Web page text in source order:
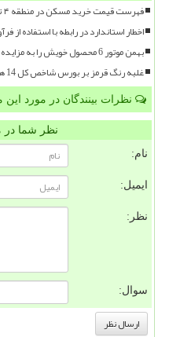
فهرست قیمت خرید مسکن در منطقه ۴ تهران
اخطار استاندارد در رابطه با استفاده از
بهمن موتور 6 محصول خویش را به مزایده می گذارد
غلبه رنگ قرمز بر بورس شاخص کل 14 هزار واحد ریخت
نظرات بینندگان در مورد
نظر شما در
نام:
ایمیل:
نظر:
سوال: